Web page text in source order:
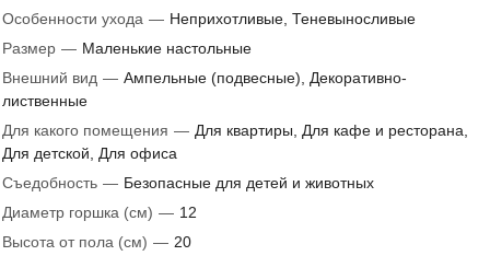
Особенности ухода — Неприхотливые, Теневыносливые
Размер — Маленькие настольные
Внешний вид — Ампельные (подвесные), Декоративно-
лиственные
Для какого помещения — Для квартиры, Для кафе и ресторана,
Для детской, Для офиса
Съедобность — Безопасные для детей и животных
Диаметр горшка (см) — 12
Высота от пола (см) — 20